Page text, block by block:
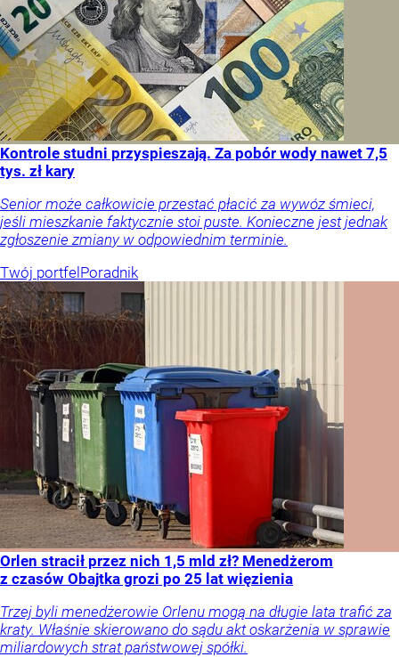
Kontrole studni przyspieszają. Za pobór wody nawet 7,5
tys. zł kary
Senior może całkowicie przestać płacić za wywóz śmieci,
jeśli mieszkanie faktycznie stoi puste. Konieczne jest jednak
zgłoszenie zmiany w odpowiednim terminie.
Twój portfelPoradnik
Orlen stracił przez nich 1,5 mld zł? Menedżerom
z czasów Obajtka grozi po 25 lat więzienia
Trzej byli menedżerowie Orlenu mogą na długie lata trafić za
kraty. Właśnie skierowano do sądu akt oskarżenia w sprawie
miliardowych strat państwowej spółki.